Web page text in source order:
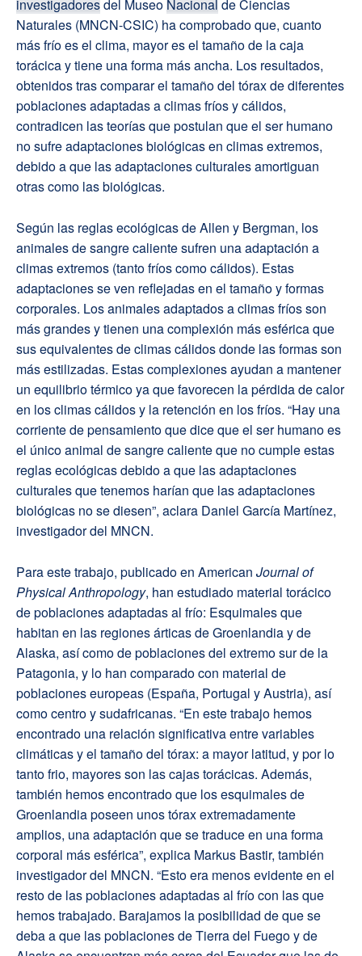
investigadoresdel Museo Nacional de Ciencias
Naturales (MNCN-CSIC) ha comprobado que, cuanto
más frío es el clima, mayor es el tamaño de la caja
torácica y tiene una forma más ancha. Los resultados,
obtenidos tras comparar el tamaño del tórax de diferentes
poblaciones adaptadas a climas fríos y cálidos,
contradicen las teorías que postulan que el ser humano
no sufre adaptaciones biológicas en climas extremos,
debido a que las adaptaciones culturales amortiguan
otras como las biológicas.
Según las reglas ecológicas de Allen y Bergman, los
animales de sangre caliente sufren una adaptación a
climas extremos (tanto fríos como cálidos). Estas
adaptaciones se ven reflejadas en el tamaño y formas
corporales. Los animales adaptados a climas fríos son
más grandes y tienen una complexión más esférica que
sus equivalentes de climas cálidos donde las formas son
más estilizadas. Estas complexiones ayudan a mantener
un equilibrio térmico ya que favorecen la pérdida de calor
en los climas cálidos y la retención en los fríos. “Hay una
corriente de pensamiento que dice que el ser humano es
el único animal de sangre caliente que no cumple estas
reglas ecológicas debido a que las adaptaciones
culturales que tenemos harían que las adaptaciones
biológicas no se diesen”, aclara Daniel García Martínez,
investigador del MNCN.
Para este trabajo, publicado en American Journal of
Physical Anthropology, han estudiado material torácico
de poblaciones adaptadas al frío: Esquimales que
habitan en las regiones árticas de Groenlandia y de
Alaska, así como de poblaciones del extremo sur de la
Patagonia, y lo han comparado con material de
poblaciones europeas (España, Portugal y Austria), así
como centro y sudafricanas. “En este trabajo hemos
encontrado una relación significativa entre variables
climáticas y el tamaño del tórax: a mayor latitud, y por lo
tanto frio, mayores son las cajas torácicas. Además,
también hemos encontrado que los esquimales de
Groenlandia poseen unos tórax extremadamente
amplios, una adaptación que se traduce en una forma
corporal más esférica”, explica Markus Bastir, también
investigador del MNCN. “Esto era menos evidente en el
resto de las poblaciones adaptadas al frío con las que
hemos trabajado. Barajamos la posibilidad de que se
deba a que las poblaciones de Tierra del Fuego y de